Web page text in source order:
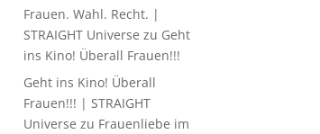
Frauen. Wahl. Recht. |
STRAIGHT Universe zu Geht
ins Kino! Überall Frauen!!!
Geht ins Kino! Überall
Frauen!!! | STRAIGHT
Universe zu Frauenliebe im